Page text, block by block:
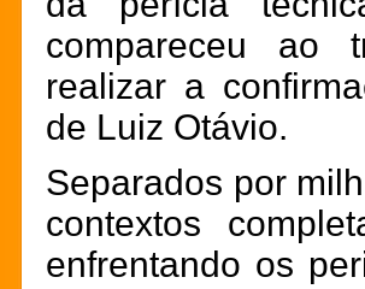
compareceu ao
realizar a
de Luiz Otávio.
Separados por
contextos
enfrentando os